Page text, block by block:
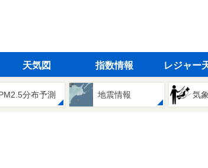
天気図 指数情報 レジャー
分布予測 地震情報 気